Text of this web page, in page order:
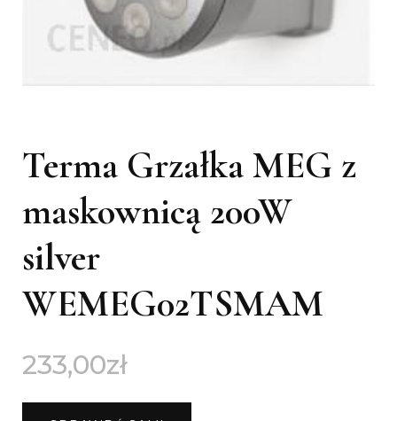
Terma Grzałka MEG z
maskownicą 200W
silver
WEMEG02TSMAM
233,00zł